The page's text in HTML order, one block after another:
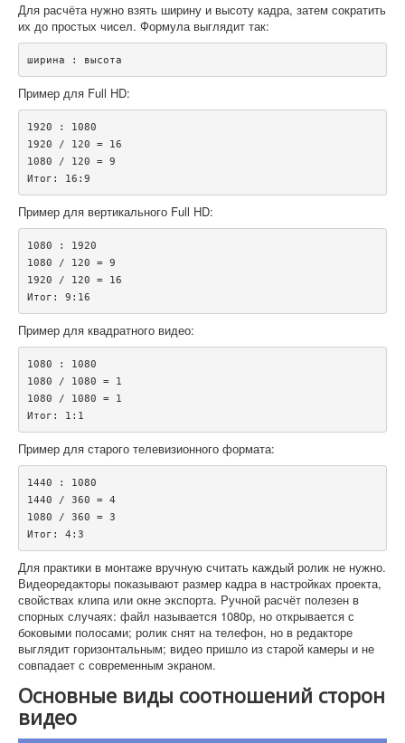
Для расчёта нужно взять ширину и высоту кадра, затем сократить
их до простых чисел. Формула выглядит так:
Пример для Full HD:
1920 : 1080
1920 / 120 = 16
1080 / 120 = 9
Пример для вертикального Full HD:
1080 : 1920
1080 / 120 = 9
1920 / 120 = 16
Пример для квадратного видео:
1080 : 1080
1080 / 1080 = 1
1080 / 1080 = 1
Пример для старого телевизионного формата:
1440 : 1080
1440 / 360 = 4
1080 / 360 = 3
Для практики в монтаже вручную считать каждый ролик не нужно.
Видеоредакторы показывают размер кадра в настройках проекта,
свойствах клипа или окне экспорта. Ручной расчёт полезен в
спорных случаях: файл называется 1080p, но открывается с
боковыми полосами; ролик снят на телефон, но в редакторе
выглядит горизонтальным; видео пришло из старой камеры и не
совпадает с современным экраном.
Основные виды соотношений сторон
видео